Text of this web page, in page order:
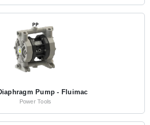
Pump - Fluimac
Power Tools